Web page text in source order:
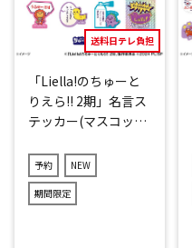
送料日テレ負担
「Liella!のちゅーと
りえら!! 2期」名言ス
テッカー(マスコット
(ランダム12種)
予約 NEW
期間限定